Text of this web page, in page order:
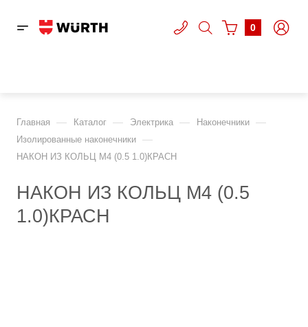
0
Главная — Каталог — Электрика — Наконечники —
Изолированные наконечники —
НАКОН ИЗ КОЛЬЦ М4 (0.5 1.0)КРАСН
НАКОН ИЗ КОЛЬЦ М4 (0.5
1.0)КРАСН